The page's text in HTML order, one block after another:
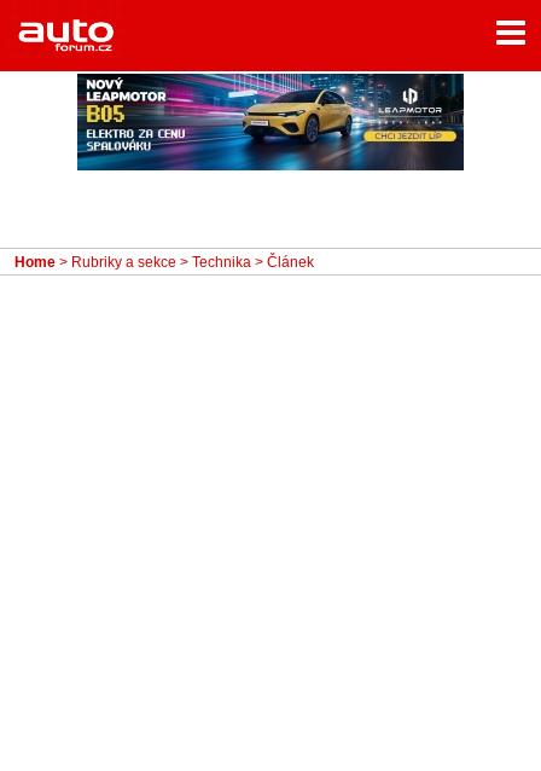
Home
Rubriky
- Testy aut
- Jízdní dojmy a další testy
- Představení
Home > Rubriky a sekce > Technika > Článek